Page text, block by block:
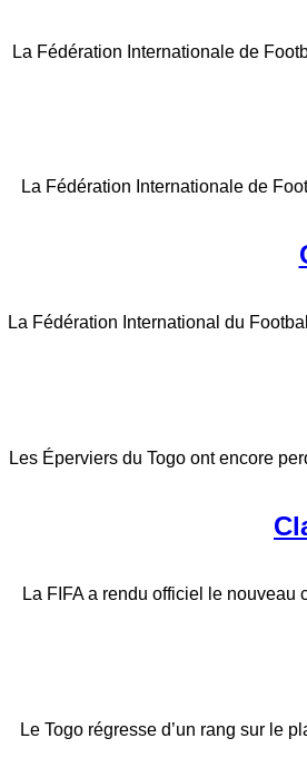
La Fédération Internationale de
La Fédération Internationale de
La Fédération International du
Les Éperviers du Togo ont encore
La FIFA a rendu officiel le
Le Togo régresse d’un rang sur le